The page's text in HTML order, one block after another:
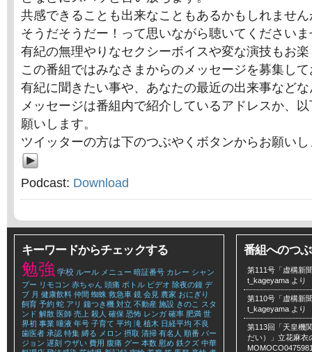
共感できることも出来なこともあるかもしれませ
そうだそうだー！って思いながら聴いてくださいま
有紀の無理やりなセクシーボイスや変な演技もお
この番組ではみなさまからのメッセージを募集し
有紀に聞きたい事や、あなたの最近の出来事など
メッセージは番組内で紹介しているアドレスか、
願いします。
ツイッターの方は下のつぶやくボタンからお願い
Podcast: Download
キーワードからチェックする
勉強 学校 ルール メニュー 暗証番号 カレー シャン
プー リモコン 赤ちゃん 頭痛 ボトル ビデオ 除夜の鐘 デ
ブ 月 健康飲料 仲間 蜘蛛 救急車 鏡 会見 農家 おにぎり
飼育 予約 蛇 アリ 鐘つき機 対立 不動産 施設 きのこ スタ
ンド 解散 医師 売上 殺人 確保 恐怖 レンガ 確率 肥満 世
界初 事業 唾液 年号 子育て 平均 滝 植木 日経平均 不良
歯医者 承認 特集 縛る メロン 摂取 清掃 有名人 順番 バー
ジョン 遅刻 ウザい 費用 腹痛 グー 本数 慰め 鉄クズ 中華
番組へのつ
第111号「虚構新
t_kageyama より
第110号「虚構新
t_kageyama より
第113回「天皇機
だい）」立花麻衣